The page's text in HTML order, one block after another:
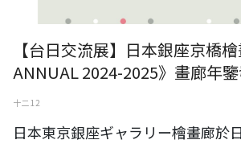
【台日交流展】日本銀座京橋
ANNUAL 2024-2025》畫廊年
十二 12
日本東京銀座ギャラリー檜畫廊於